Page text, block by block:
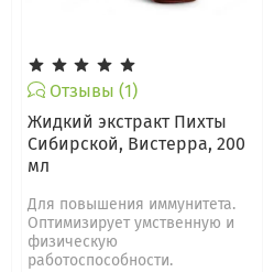
Отзывы (1)
Жидкий экстракт Пихты
Сибирской, Вистерра, 200
мл
Для повышения иммунитета.
Оптимизирует умственную и
физическую
работоспособности.